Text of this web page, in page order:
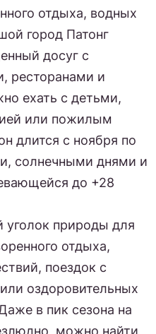
отдыха, водных
город Патонг
досуг с
ресторанами и
ехать с детьми,
или пожилым
длится с ноября по
солнечными днями и
до +28
уголок природы для
отдыха,
поездок с
оздоровительных
в пик сезона на
можно найти